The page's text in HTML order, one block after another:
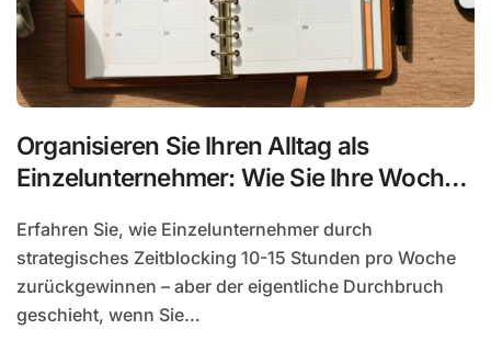
Organisieren Sie Ihren Alltag als
Einzelunternehmer: Wie Sie Ihre Woche
Erfahren Sie, wie Einzelunternehmer durch
strategisches Zeitblocking 10-15 Stunden pro Woche
zurückgewinnen – aber der eigentliche Durchbruch
geschieht, wenn Sie…